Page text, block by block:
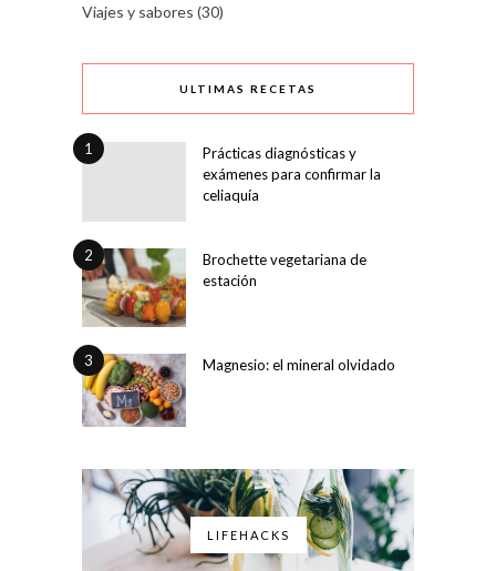
Viajes y sabores (30)
ULTIMAS RECETAS
1
Prácticas diagnósticas y
exámenes para confirmar la
celiaquía
2
Brochette vegetariana de
estación
3 Magnesio: el mineral olvidado
LIFEHACKS